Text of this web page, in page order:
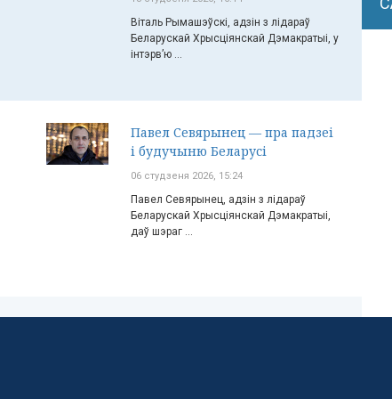
Віталь Рымашэўскі, адзін з лідараў
Беларускай Хрысціянскай Дэмакратыі, у
інтэрв’ю ...
Павел Севярынец — пра падзеі
і будучыню Беларусі
06 студзеня 2026, 15:24
Павел Севярынец, адзін з лідараў
Беларускай Хрысціянскай Дэмакратыі,
даў шэраг ...